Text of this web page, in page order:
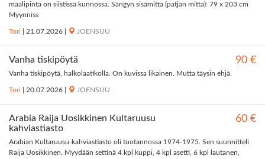
maalipinta on siistissä kunnossa. Sängyn sisämitta (patjan mitta): 79 x 203 cm
Myynniss
Tori 21.07.2026 JOENSUU
Vanha tiskipöytä 90 €
Vanha tiskipöytä, halkolaatikolla. On kuvissa likainen. Mutta täysin ehjä.
Tori 20.07.2026 JOENSUU
Arabia Raija Uosikkinen Kultaruusu
kahviastiasto
60 €
Arabian Kultaruusu-kahviastiasto oli tuotannossa 1974-1975. Sen suunnitteli
Raija Uosikkinen. Myydään settinä 4 kpl kuppi, 4 kpl asetti, 6 kpl lautanen,